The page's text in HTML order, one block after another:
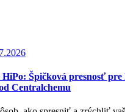
HiPo: Špičková presnosť
Centralchemu